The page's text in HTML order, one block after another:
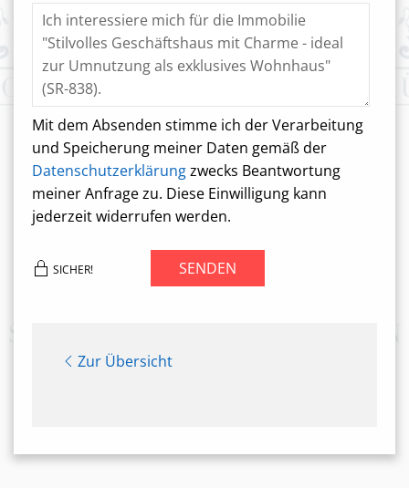
Mit dem Absenden stimme ich der Verarbeitung
und Speicherung meiner Daten gemäß der
Datenschutzerklärungzwecks Beantwortung
meiner Anfrage zu. Diese Einwilligung kann
jederzeit widerrufen werden.
SICHER! SENDEN
Zur Übersicht